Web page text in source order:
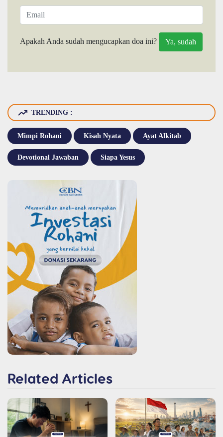
Apakah Anda sudah mengucapkan doa ini?
TRENDING :
Mimpi Rohani Kisah Nyata Ayat Alkitab
Devotional Jawaban Siapa Yesus
Related Articles